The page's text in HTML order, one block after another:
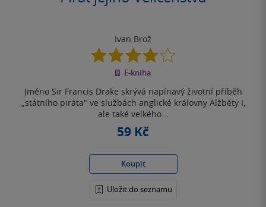
Ivan Brož
4.0
z
5
E-kniha
Jméno Sir Francis Drake skrývá napínavý životní příběh
„státního piráta" ve službách anglické královny Alžběty I,
ale také velkého...
59 Kč
Koupit
Uložit do seznamu